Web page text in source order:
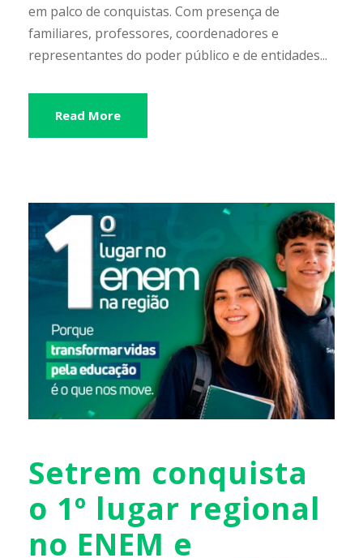
em palco de conquistas. Com presença de
familiares, professores, coordenadores e
representantes do poder público e de entidades...
Read More
Setrem conquista
o 1º lugar regional
no ENEM e